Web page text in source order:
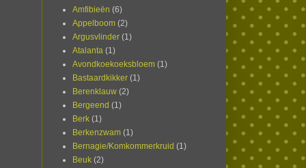
Amfibieën (6)
Appelboom (2)
Argusvlinder (1)
Atalanta (1)
Avondkoekoeksbloem (1)
Bastaardkikker (1)
Berenklauw (2)
Bergeend (1)
Berk (1)
Berkenzwam (1)
Bernagie/Komkommerkruid (1)
Beuk (2)